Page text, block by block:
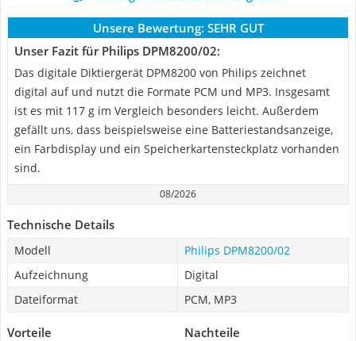
Unsere Bewertung: SEHR GUT
Unser Fazit für Philips ‎DPM8200/02:
Das digitale Diktiergerät DPM8200 von Philips zeichnet
digital auf und nutzt die Formate PCM und MP3. Insgesamt
ist es mit 117 g im Vergleich besonders leicht. Außerdem
gefällt uns, dass beispielsweise eine Batteriestandsanzeige,
ein Farbdisplay und ein Speicherkartensteckplatz vorhanden
sind.
08/2026
Technische Details
Modell
Philips ‎DPM8200/02
Aufzeichnung
Digital
Dateiformat
PCM, MP3
Vorteile Nachteile